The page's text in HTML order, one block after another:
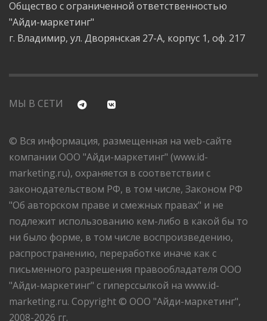
Общество с ограниченной ответственностью
"Айди-маркетинг"
г. Владимир, ул. Дворянская 27-А, корпус 1, оф. 217
МЫ В СЕТИ
© Вся информация, размещенная на web-сайте
компании ООО "Айди-маркетинг" (www.id-
marketing.ru), охраняется в соответствии с
законодательством РФ, в том числе, Законом РФ
"Об авторском праве и смежных правах" и не
подлежит использованию кем-либо в какой бы то
ни было форме, в том числе воспроизведению,
распространению, переработке иначе как с
письменного разрешения правообладателя ООО
"Айди-маркетинг" с гиперссылкой на www.id-
marketing.ru. Copyright © ООО "Айди-маркетинг",
2008-2026 гг.